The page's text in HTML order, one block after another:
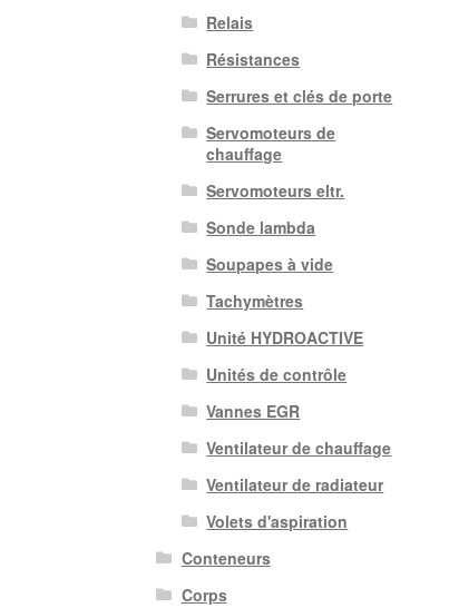
Relais
Résistances
Serrures et clés de porte
Servomoteurs de
chauffage
Servomoteurs eltr.
Sonde lambda
Soupapes à vide
Tachymètres
Unité HYDROACTIVE
Unités de contrôle
Vannes EGR
Ventilateur de chauffage
Ventilateur de radiateur
Volets d'aspiration
Conteneurs
Corps